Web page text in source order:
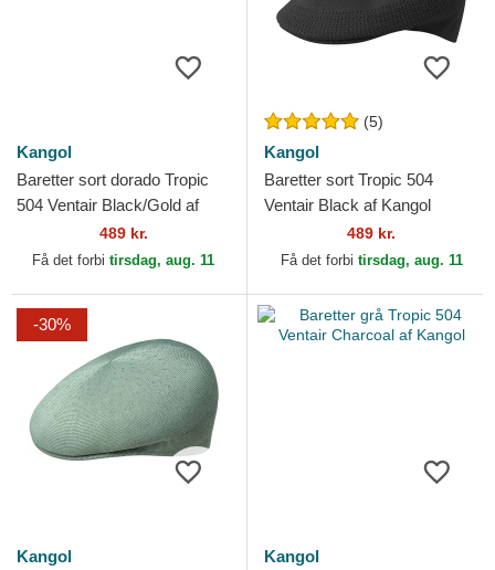
Kangol
Baretter sort dorado Tropic
504 Ventair Black/Gold af
489 kr.
Få det forbi tirsdag, aug. 11
(5)
Kangol
Baretter sort Tropic 504
Ventair Black af Kangol
489 kr.
Få det forbi tirsdag, aug. 11
-30%
Kangol Kangol